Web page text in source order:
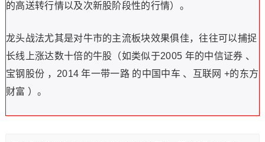
的高送转行情以及次新股阶段性的行情）。
龙头战法尤其是对牛市的主流板块效果俱佳，往往可以捕捉
长线上涨达数十倍的牛股（如类似于2005 年的中信证券 、
宝钢股份 ，2014 年一带一路 的中国中车 、互联网 +的东方
财富 ）。